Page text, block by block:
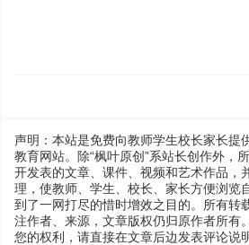
声明：本站是免费向教师学生校长家长提
教育网站。除“枫叶原创”系站长创作外，
开发表的文章、课件、视频和艺术作品，
理，使教师、学生、校长、家长方便浏览
到了一网打尽的惜时增效之目的。所有转
注作者、来源，文章版权仍归原作者所有
您的权利，请直接在文章后边发表评论说